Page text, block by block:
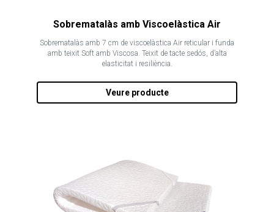
Sobrematalàs amb Viscoelàstica Air
Sobrematalàs amb 7 cm de viscoelàstica Air reticular i funda
amb teixit Soft amb Viscosa. Teixit de tacte sedós, d’alta
elasticitat i resiliència.
Veure producte